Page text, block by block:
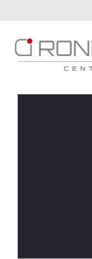
Brand